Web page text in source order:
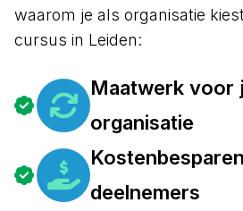
waarom je als organisatie
cursus in Leiden:
Maatwerk voor
organisatie
deelnemers